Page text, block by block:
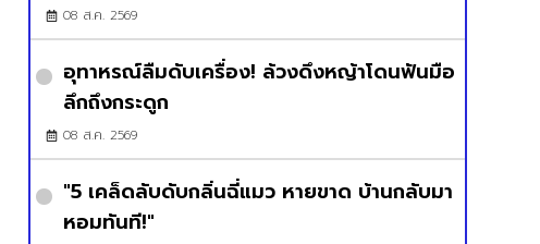
08 ส.ค. 2569
อุทาหรณ์ลืมดับเครื่อง! ล้วงดึงหญ้าโดนฟันมือ
ลึกถึงกระดูก
08 ส.ค. 2569
"5 เคล็ดลับดับกลิ่นฉี่แมว หายขาด บ้านกลับมา
หอมทันที!"